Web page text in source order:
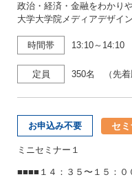
政治・経済・金融をわかり
大学大学院メディアデザイ
時間帯 13:10～14:10
定員 350名 （先着
お申込み不要 セ
ミニセミナー１
■■■■１４：３５〜１５：０